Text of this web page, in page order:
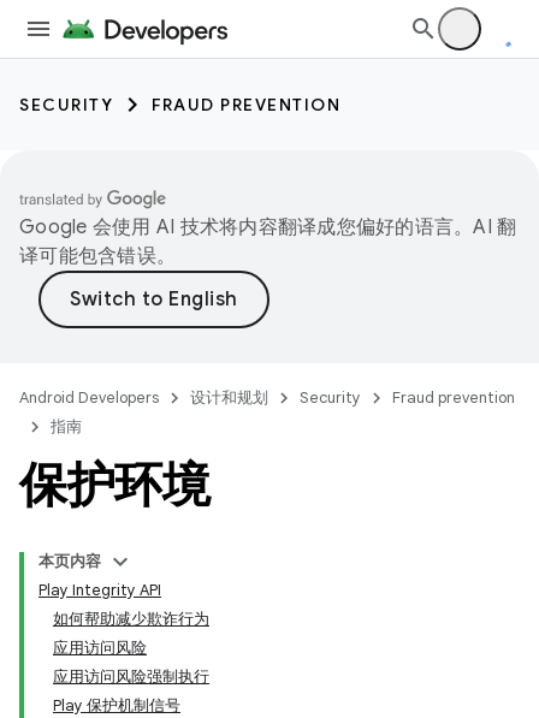
SECURITY FRAUD PREVENTION
Google 会使用 AI 技术将内容翻译成您偏好的语言。AI 翻
译可能包含错误。
Android Developers 设计和规划 Security
Fraud prevention
指南
保护环境
本页内容
Play Integrity API
如何帮助减少欺诈行为
应用访问风险
应用访问风险强制执行
Play 保护机制信号